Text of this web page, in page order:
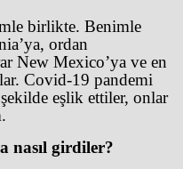
birlikte. Benimle
ordan
New Mexico’ya ve en
Covid-19 pandemi
eşlik ettiler, onlar
nasıl girdiler?